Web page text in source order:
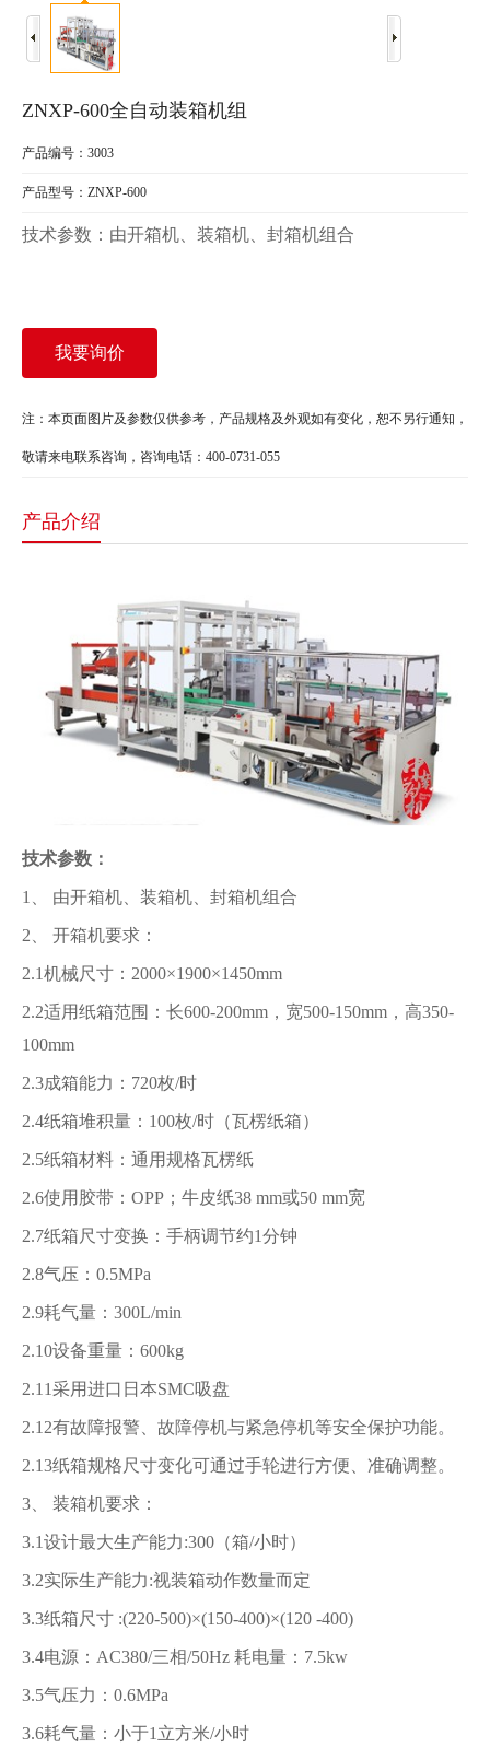
ZNXP-600全自动装箱机组
产品编号：3003
产品型号：ZNXP-600
技术参数：由开箱机、装箱机、封箱机组合
我要询价
注：本页面图片及参数仅供参考，产品规格及外观如有变化，恕不另行通知，
敬请来电联系咨询，咨询电话：400-0731-055
产品介绍
技术参数：
1、 由开箱机、装箱机、封箱机组合
2、 开箱机要求：
2.1机械尺寸：2000×1900×1450mm
2.2适用纸箱范围：长600-200mm，宽500-150mm，高350-
100mm
2.3成箱能力：720枚/时
2.4纸箱堆积量：100枚/时（瓦楞纸箱）
2.5纸箱材料：通用规格瓦楞纸
2.6使用胶带：OPP；牛皮纸38 mm或50 mm宽
2.7纸箱尺寸变换：手柄调节约1分钟
2.8气压：0.5MPa
2.9耗气量：300L/min
2.10设备重量：600kg
2.11采用进口日本SMC吸盘
2.12有故障报警、故障停机与紧急停机等安全保护功能。
2.13纸箱规格尺寸变化可通过手轮进行方便、准确调整。
3、 装箱机要求：
3.1设计最大生产能力:300（箱/小时）
3.2实际生产能力:视装箱动作数量而定
3.3纸箱尺寸 :(220-500)×(150-400)×(120 -400)
3.4电源：AC380/三相/50Hz 耗电量：7.5kw
3.5气压力：0.6MPa
3.6耗气量：小于1立方米/小时